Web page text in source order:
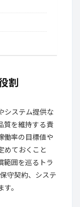
割
システム提供な
質を維持する責
働率の目標値や
めておくこと
範囲を巡るトラ
守契約、システ
。